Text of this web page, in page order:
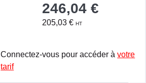
246,04 €
205,03 € HT
Connectez-vous pour accéder àvotre
tarif